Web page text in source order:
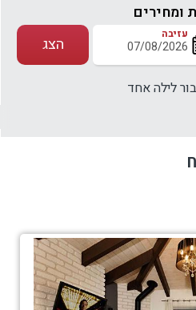
ומחירים
עזיבה
לילה אחד
הצג